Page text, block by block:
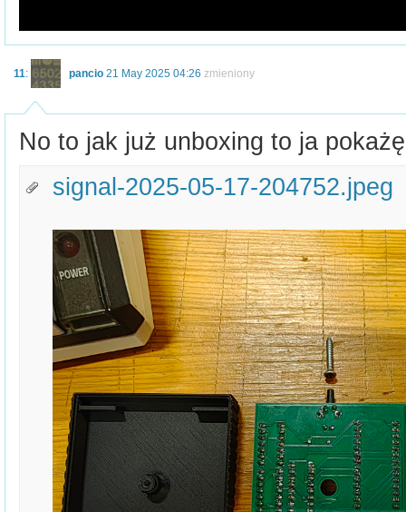
11: pancio 21 May 2025 04:26 zmieniony
No to jak już unboxing to ja
signal-2025-05-17-204752.jpeg